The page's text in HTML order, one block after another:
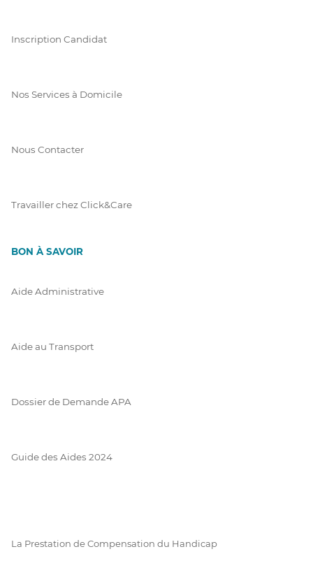
Inscription Candidat
Nos Services à Domicile
Nous Contacter
Travailler chez Click&Care
BON À SAVOIR
Aide Administrative
Aide au Transport
Dossier de Demande APA
Guide des Aides 2024
La Prestation de Compensation du Handicap